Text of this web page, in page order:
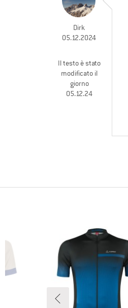
Dirk
05.12.2024
Il testo è stato
modificato il
giorno
05.12.24